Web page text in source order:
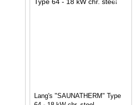
Lang's "SAUNATHERM" Type